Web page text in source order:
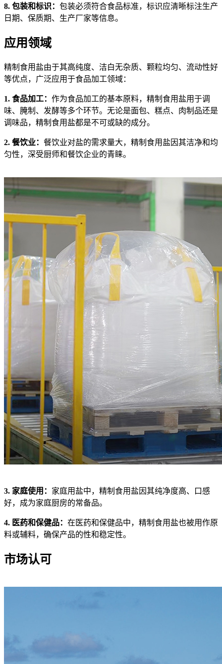
8. 包装和标识： 包装必须符合食品标准，标识应清晰标注生产
日期、保质期、生产厂家等信息。
应用领域
精制食用盐由于其高纯度、洁白无杂质、颗粒均匀、流动性好
等优点，广泛应用于食品加工领域：
1. 食品加工： 作为食品加工的基本原料，精制食用盐用于调
味、腌制、发酵等多个环节。无论是面包、糕点、肉制品还是
调味品，精制食用盐都是不可或缺的成分。
2. 餐饮业： 餐饮业对盐的需求量大，精制食用盐因其洁净和均
匀性，深受厨师和餐饮企业的青睐。
3. 家庭使用： 家庭用盐中，精制食用盐因其纯净度高、口感
好，成为家庭厨房的常备品。
4. 医药和保健品： 在医药和保健品中，精制食用盐也被用作原
料或辅料，确保产品的性和稳定性。
市场认可